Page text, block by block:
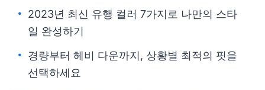
2023년 최신 유행 컬러 7가지로 나만의 스타
일 완성하기
경량부터 헤비 다운까지, 상황별 최적의 핏을
선택하세요